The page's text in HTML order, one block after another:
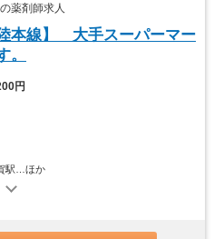
薬剤師求人
本線】 大手スーパーマー
。
円
駅…ほか